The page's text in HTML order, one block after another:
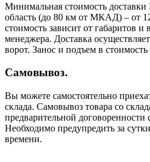
Минимальная стоимость
область (до 80 км от МКАД) – от
стоимость зависит от габаритов и
менеджера. Доставка
ворот. Занос и подъем в стоимость
Самовывоз.
Вы можете самостоятельно
склада. Самовывоз товара со
предварительной договоренности
Необходимо предупредить за
времени.